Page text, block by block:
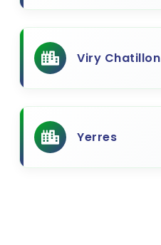
Viry Chatillon
Yerres